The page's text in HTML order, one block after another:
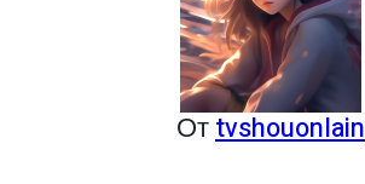
Отtvshouonlain